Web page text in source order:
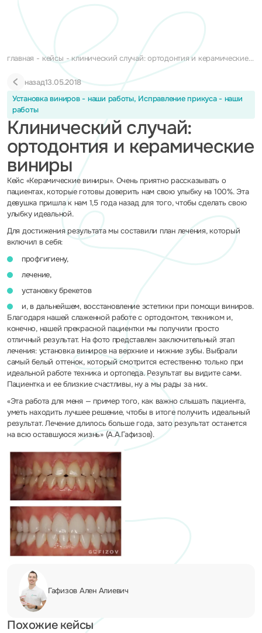
главная кейсы
клинический случай: ортодонтия и керамические
назад
Установка виниров - наши работы, Исправление прикуса - наши
работы
13.05.2018
Клинический случай:
ортодонтия и керамические
виниры
Кейс «Керамические виниры». Очень приятно рассказывать о
пациентах, которые готовы доверить нам свою улыбку на 100%. Эта
девушка пришла к нам 1,5 года назад для того, чтобы сделать свою
улыбку идеальной.
Для достижения результата мы составили план лечения, который
включил в себя:
профгигиену,
лечение,
установку брекетов
и, в дальнейшем, восстановление эстетики при помощи виниров.
Благодаря нашей слаженной работе с ортодонтом, техником и,
конечно, нашей прекрасной пациентки мы получили просто
отличный результат. На фото представлен заключительный этап
лечения: установка виниров на верхние и нижние зубы. Выбрали
самый белый оттенок, который смотрится естественно только при
идеальной работе техника и ортопеда. Результат вы видите сами.
Пациентка и ее близкие счастливы, ну а мы рады за них.
«Эта работа для меня — пример того, как важно слышать пациента,
уметь находить лучшее решение, чтобы в итоге получить идеальный
результат. Лечение длилось больше года, зато результат останется
на всю оставшуюся жизнь» (А.А.Гафизов).
Гафизов Ален Алиевич
Похожие кейсы